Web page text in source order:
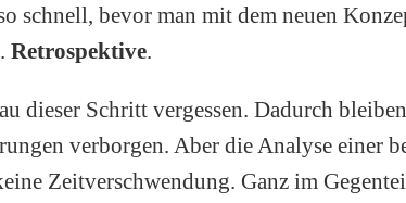
schnell, bevor man mit dem neuen
Retrospektive.
dieser Schritt vergessen. Dadurch
verborgen. Aber die Analyse einer
Zeitverschwendung. Ganz im